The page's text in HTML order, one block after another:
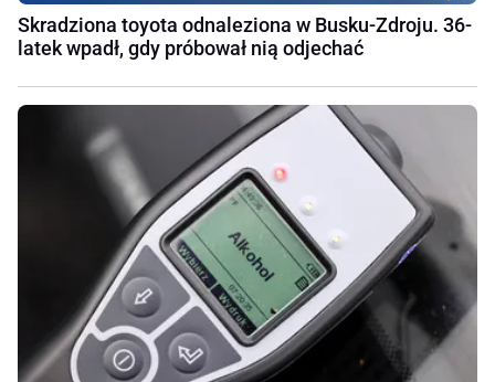
Skradziona toyota odnaleziona w Busku-Zdroju. 36-
latek wpadł, gdy próbował nią odjechać